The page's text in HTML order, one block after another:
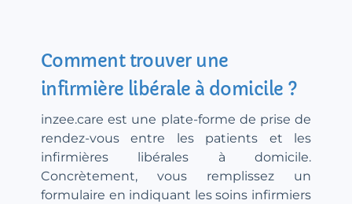
Comment trouver une
infirmière libérale à domicile ?
inzee.care est une plate-forme de prise de
rendez-vous entre les patients et les
infirmières libérales à domicile.
Concrètement, vous remplissez un
formulaire en indiquant les soins infirmiers